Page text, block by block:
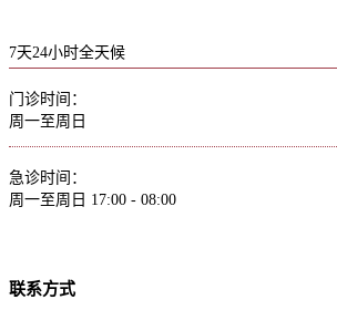
7天24小时全天候
门诊时间：
周一至周日
急诊时间：
周一至周日 17:00 - 08:00
联系方式